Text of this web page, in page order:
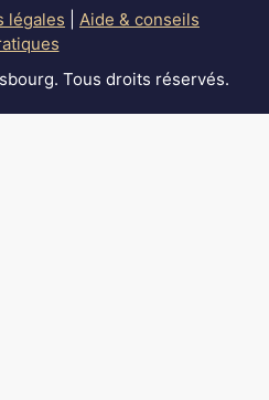
légales
Aide & conseils
Tous droits réservés.